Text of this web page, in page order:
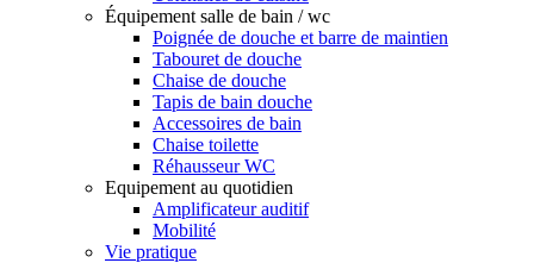
Équipement salle de bain / wc
Poignée de douche et barre de maintien
Tabouret de douche
Chaise de douche
Tapis de bain douche
Accessoires de bain
Chaise toilette
Réhausseur WC
Equipement au quotidien
Amplificateur auditif
Mobilité
Vie pratique